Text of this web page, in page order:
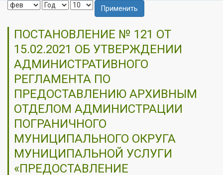
Применить
ПОСТАНОВЛЕНИЕ № 121 ОТ
15.02.2021 ОБ УТВЕРЖДЕНИИ
АДМИНИСТРАТИВНОГО
РЕГЛАМЕНТА ПО
ПРЕДОСТАВЛЕНИЮ АРХИВНЫМ
ОТДЕЛОМ АДМИНИСТРАЦИИ
ПОГРАНИЧНОГО
МУНИЦИПАЛЬНОГО ОКРУГА
МУНИЦИПАЛЬНОЙ УСЛУГИ
«ПРЕДОСТАВЛЕНИЕ